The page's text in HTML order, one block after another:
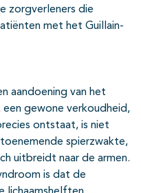
zorgverleners die
met het Guillain-
aandoening van het
een gewone verkoudheid,
ontstaat, is niet
spierzwakte,
uitbreidt naar de armen.
is dat de